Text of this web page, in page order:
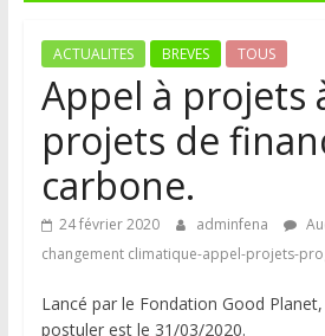
ACTUALITES BREVES TOUS
Appel à projets
projets de
carbone.
24 février 2020 adminfena
changement climatique-appel-projets-
Lancé par le Fondation Good
postuler est le 31/03/2020.